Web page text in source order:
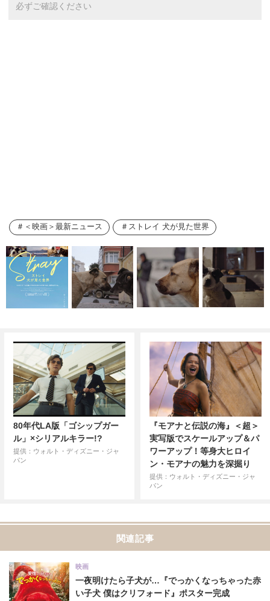
必ずご確認ください
＜映画＞最新ニュース ストレイ 犬が見た世界
80年代LA版「ゴシップガー
ル」×シリアルキラー!?
提供：ウォルト・ディズニー・ジャ
パン
『モアナと伝説の海』＜超＞
実写版でスケールアップ＆パ
ワーアップ！等身大ヒロイ
ン・モアナの魅力を深掘り
提供：ウォルト・ディズニー・ジャ
パン
関連記事
一夜明けたら子犬が…『でっかくなっちゃった赤
い子犬 僕はクリフォード』ポスター完成
映画